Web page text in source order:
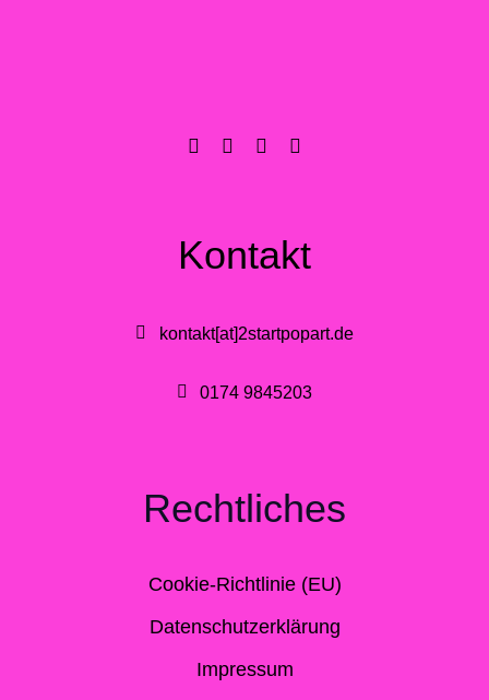
Rechtliches
Cookie-Richtlinie (EU)
Datenschutzerklärung
Impressum
Kontakt
kontakt[at]2startpopart.de
0174 9845203